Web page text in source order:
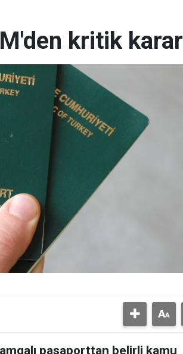
kritik karar
pasaporttan belirli kamu